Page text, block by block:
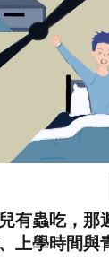
有蟲吃，那
上學時間與